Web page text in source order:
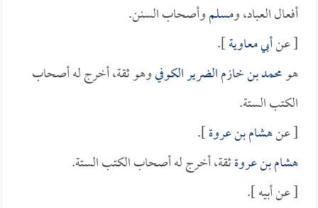
أفعال العباد، ومسلموأصحاب السنن.
[ عنأبي معاوية].
هومحمد بن خازم الضرير الكوفيوهو ثقة، أخرج له أصحاب
الكتب الستة.
[ عنهشام بن عروة].
هشام بن عروةثقة، أخرج له أصحاب الكتب الستة.
[ عن أبيه ].